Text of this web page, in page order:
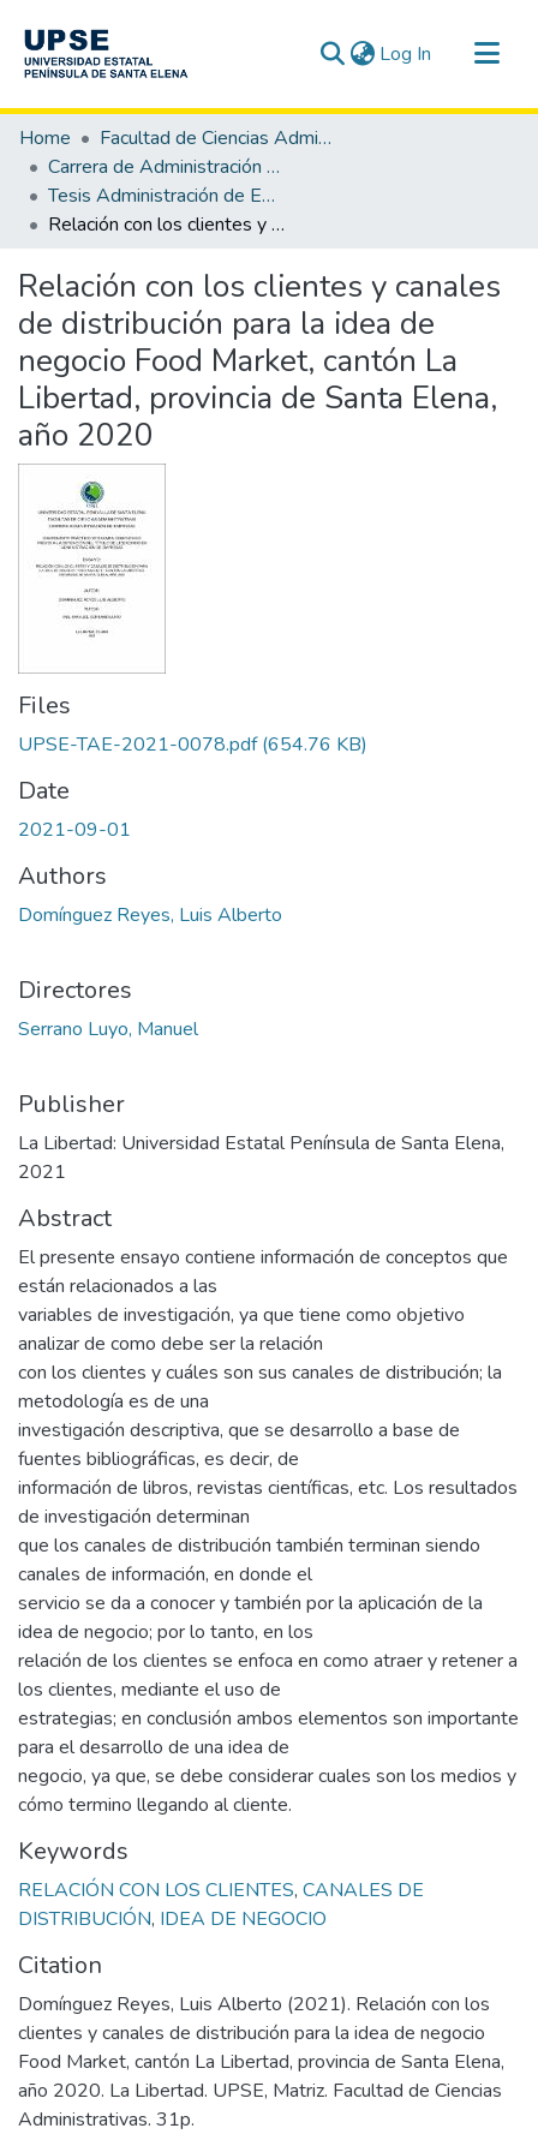
Log In (current)
Communities & Collections
All of DSpace
Statistics
Home
Facultad de Ciencias Administrativas
Carrera de Administración de Empresas
Tesis Administración de Empresas
Relación con los clientes y canales de distribución para la idea de negocio Food Market, cantón La Libertad, provincia de Santa Elena, año 2020
Relación con los clientes y canales
de distribución para la idea de
negocio Food Market, cantón La
Libertad, provincia de Santa Elena,
año 2020
Files
UPSE-TAE-2021-0078.pdf(654.76 KB)
Date
2021-09-01
Authors
Domínguez Reyes, Luis Alberto
Directores
Serrano Luyo, Manuel
Publisher
La Libertad: Universidad Estatal Península de Santa Elena,
2021
Abstract
El presente ensayo contiene información de conceptos que
están relacionados a las
variables de investigación, ya que tiene como objetivo
analizar de como debe ser la relación
con los clientes y cuáles son sus canales de distribución; la
metodología es de una
investigación descriptiva, que se desarrollo a base de
fuentes bibliográficas, es decir, de
información de libros, revistas científicas, etc. Los resultados
de investigación determinan
que los canales de distribución también terminan siendo
canales de información, en donde el
servicio se da a conocer y también por la aplicación de la
idea de negocio; por lo tanto, en los
relación de los clientes se enfoca en como atraer y retener a
los clientes, mediante el uso de
estrategias; en conclusión ambos elementos son importante
para el desarrollo de una idea de
negocio, ya que, se debe considerar cuales son los medios y
cómo termino llegando al cliente.
Keywords
RELACIÓN CON LOS CLIENTES, CANALES DE
DISTRIBUCIÓN, IDEA DE NEGOCIO
Citation
Domínguez Reyes, Luis Alberto (2021). Relación con los
clientes y canales de distribución para la idea de negocio
Food Market, cantón La Libertad, provincia de Santa Elena,
año 2020. La Libertad. UPSE, Matriz. Facultad de Ciencias
Administrativas. 31p.